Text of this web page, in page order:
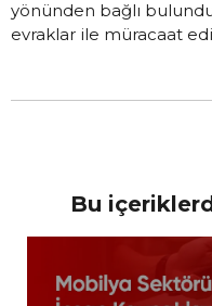
yönünden bağlı
evraklar ile müracaat
Bu